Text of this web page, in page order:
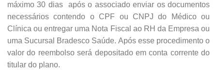
máximo 30 dias após o associado enviar os documentos
necessários contendo o CPF ou CNPJ do Médico ou
Clínica ou entregar uma Nota Fiscal ao RH da Empresa ou
uma Sucursal Bradesco Saúde. Após esse procedimento o
valor do reembolso será depositado em conta corrente do
titular do plano.